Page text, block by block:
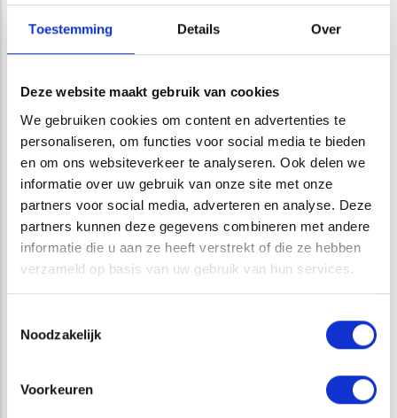
Toestemming Details Over
Deze website maakt gebruik van cookies
We gebruiken cookies om content en advertenties te
personaliseren, om functies voor social media te bieden
en om ons websiteverkeer te analyseren. Ook delen we
informatie over uw gebruik van onze site met onze
partners voor social media, adverteren en analyse. Deze
partners kunnen deze gegevens combineren met andere
informatie die u aan ze heeft verstrekt of die ze hebben
verzameld op basis van uw gebruik van hun services.
Noodzakelijk
Voorkeuren
Als ervaren wateradviseurs zijn wij op de hoogte van de
inhoud van deWaterwet
en het hieruit voortvloeiende
Waterbesluit en de Waterregeling. We zijn bekend met
hoogheemraden. Daarnaast zijn wij op de hoogte van de
nieuwste normeringen en waterkwaliteitseisen voor de
diverse soorten wateren.
ATKB kan voor u de watertoetsprocedure doorlopen.
Allereerst kunnen wij voor u nagaan of uw ontwikkeling een
significant effect kan hebben op de waterhuishouding en of
een watertoets überhaupt vereist is. Wij kunnen de
overleggen met de waterschappen en hoogheemraden
voeren. Tevens kunnen wij de achterliggende onderzoeken,
(water)bodemonderzoeken, uitvoeren of faciliteren.
aanvragen. Tenslotte kunnen wij voor u de waterparagrafen
(uitkomst van de watertoets) opstellen. Kortom: het hele